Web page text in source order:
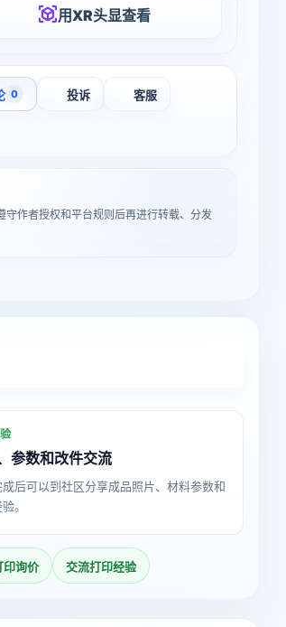
用XR头显查看
0 投诉 客服
守作者授权和平台规则后再进行转载、分发
参数和改件交流
后可以到社区分享成品照片、材料参数和
。
印询价 交流打印经验